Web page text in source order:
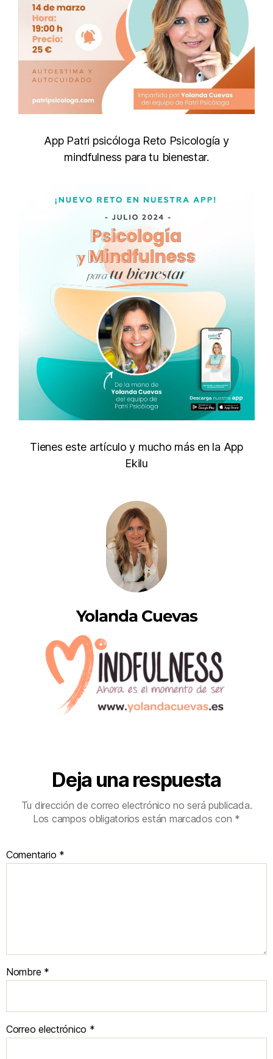
App Patri psicóloga Reto Psicología y
mindfulness para tu bienestar.
Tienes este artículo y mucho más en la App
Ekilu
Yolanda Cuevas
Deja una respuesta
Tu dirección de correo electrónico no será publicada.
Los campos obligatorios están marcados con *
Comentario *
Nombre *
Correo electrónico *